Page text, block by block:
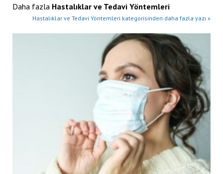
Daha fazla Hastalıklar ve Tedavi Yöntemleri
Hastalıklar ve Tedavi Yöntemleri kategorisinden daha fazla yazı »